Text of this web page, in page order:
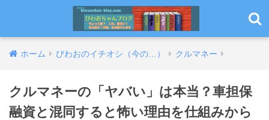
ホーム びわおのイチオシ（今の…） クルマネー
クルマネーの「ヤバい」は本当？車担保
融資と混同すると怖い理由を仕組みから